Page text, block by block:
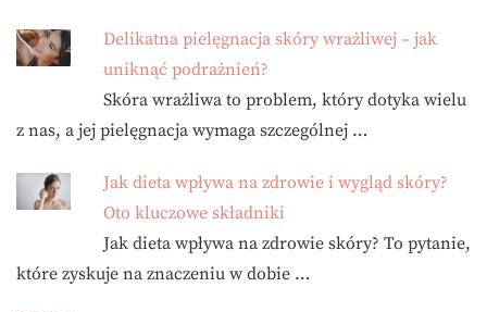
Delikatna pielęgnacja skóry wrażliwej – jak
uniknąć podrażnień?
Skóra wrażliwa to problem, który dotyka wielu
z nas, a jej pielęgnacja wymaga szczególnej …
Jak dieta wpływa na zdrowie i wygląd skóry?
Oto kluczowe składniki
Jak dieta wpływa na zdrowie skóry? To pytanie,
które zyskuje na znaczeniu w dobie …